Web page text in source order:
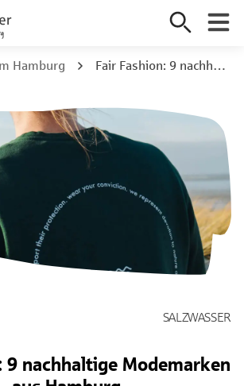
Hamburg Fair Fashion: 9 nachhaltige Modemarken aus Hamburg
SALZWASSER
9 nachhaltige Modemarken